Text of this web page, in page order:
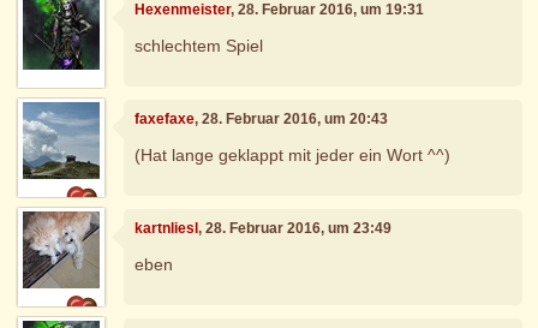
Hexenmeister, 28. Februar 2016, um 19:31
schlechtem Spiel
faxefaxe, 28. Februar 2016, um 20:43
(Hat lange geklappt mit jeder ein Wort ^^)
kartnliesl, 28. Februar 2016, um 23:49
eben